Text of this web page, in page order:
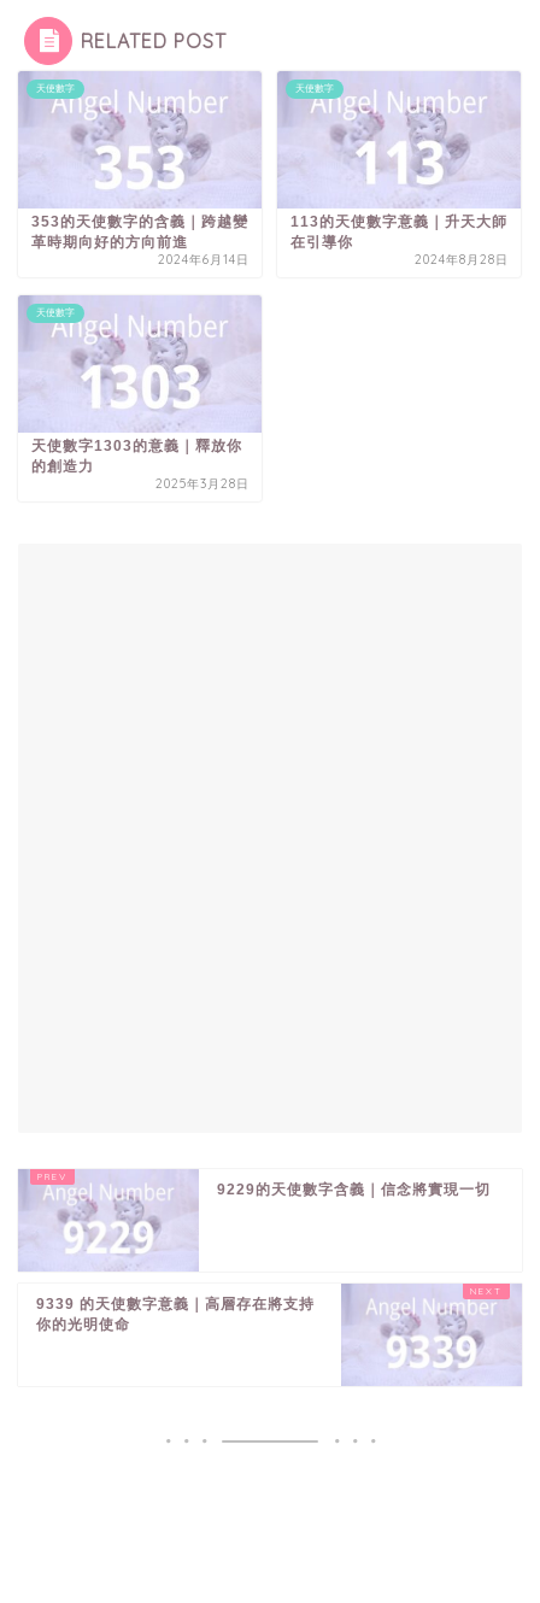
RELATED POST
天使數字
353的天使數字的含義｜跨越變
革時期向好的方向前進
2024年6月14日
天使數字
113的天使數字意義｜升天大師
在引導你
2024年8月28日
天使數字
天使數字1303的意義｜釋放你
的創造力
2025年3月28日
9229的天使數字含義｜信念將實現一切
9339 的天使數字意義｜高層存在將支持
你的光明使命